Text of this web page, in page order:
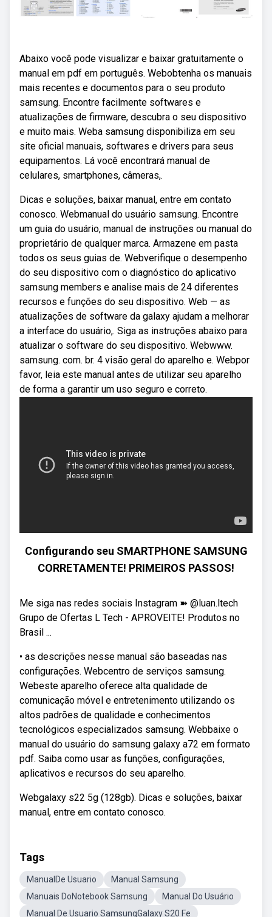
Abaixo você pode visualizar e baixar gratuitamente o
manual em pdf em português. Webobtenha os manuais
mais recentes e documentos para o seu produto
samsung. Encontre facilmente softwares e
atualizações de firmware, descubra o seu dispositivo
e muito mais. Weba samsung disponibiliza em seu
site oficial manuais, softwares e drivers para seus
equipamentos. Lá você encontrará manual de
celulares, smartphones, câmeras,.
Dicas e soluções, baixar manual, entre em contato
conosco. Webmanual do usuário samsung. Encontre
um guia do usuário, manual de instruções ou manual do
proprietário de qualquer marca. Armazene em pasta
todos os seus guias de. Webverifique o desempenho
do seu dispositivo com o diagnóstico do aplicativo
samsung members e analise mais de 24 diferentes
recursos e funções do seu dispositivo. Web — as
atualizações de software da galaxy ajudam a melhorar
a interface do usuário,. Siga as instruções abaixo para
atualizar o software do seu dispositivo. Webwww.
samsung. com. br. 4 visão geral do aparelho e. Webpor
favor, leia este manual antes de utilizar seu aparelho
de forma a garantir um uso seguro e correto.
Configurando seu SMARTPHONE SAMSUNG
CORRETAMENTE! PRIMEIROS PASSOS!
Me siga nas redes sociais Instagram ➽ @luan.ltech
Grupo de Ofertas L Tech - APROVEITE! Produtos no
Brasil ...
• as descrições nesse manual são baseadas nas
configurações. Webcentro de serviços samsung.
Webeste aparelho oferece alta qualidade de
comunicação móvel e entretenimento utilizando os
altos padrões de qualidade e conhecimentos
tecnológicos especializados samsung. Webbaixe o
manual do usuário do samsung galaxy a72 em formato
pdf. Saiba como usar as funções, configurações,
aplicativos e recursos do seu aparelho.
Webgalaxy s22 5g (128gb). Dicas e soluções, baixar
manual, entre em contato conosco.
Tags
ManualDe Usuario
Manual Samsung
Manuais DoNotebook Samsung
Manual Do Usuário
Manual De Usuario SamsungGalaxy S20 Fe